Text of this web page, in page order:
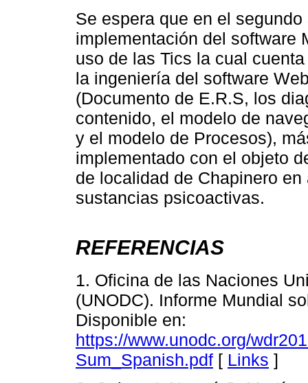
Se espera que en el
implementación del software
uso de las Tics la cual
la ingeniería del software
(Documento de E.R.S, los
contenido, el modelo de
y el modelo de Procesos),
implementado con el objeto
de localidad de Chapinero
sustancias psicoactivas.
REFERENCIAS
1. Oficina de las Naciones
(UNODC). Informe Mundial
Disponible en:
https://www.unodc.org/
Sum_Spanish.pdf [ Links ]